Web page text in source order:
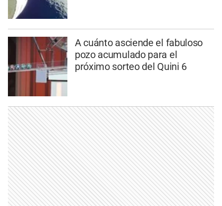
A cuánto asciende el fabuloso
pozo acumulado para el
próximo sorteo del Quini 6